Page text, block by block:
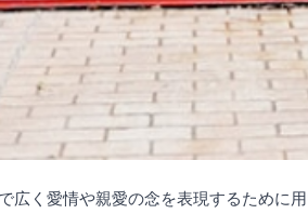
広く愛情や親愛の念を表現するため